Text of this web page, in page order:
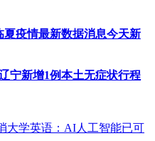
疫情最新数据消息今天新
宁新增1例本土无症状行程